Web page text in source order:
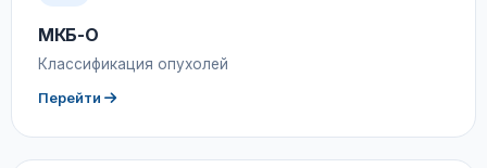
МКБ-О
Классификация опухолей
Перейти